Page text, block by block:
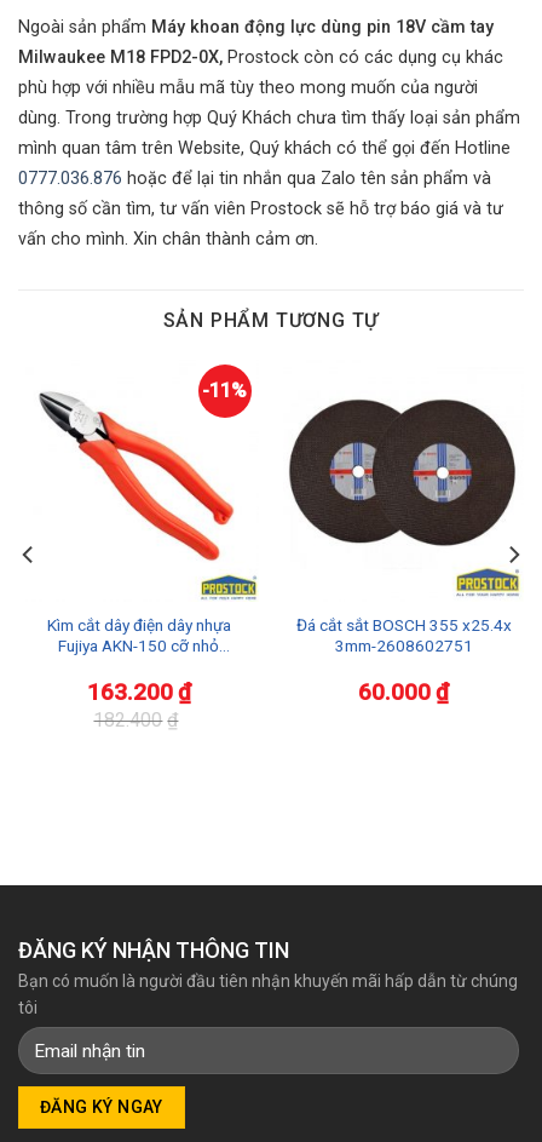
Ngoài sản phẩm Máy khoan động lực dùng pin 18V cầm tay
Milwaukee M18 FPD2-0X, Prostock còn có các dụng cụ khác
phù hợp với nhiều mẫu mã tùy theo mong muốn của người
dùng. Trong trường hợp Quý Khách chưa tìm thấy loại sản phẩm
mình quan tâm trên Website, Quý khách có thể gọi đến Hotline
0777.036.876 hoặc để lại tin nhắn qua Zalo tên sản phẩm và
thông số cần tìm, tư vấn viên Prostock sẽ hỗ trợ báo giá và tư
vấn cho mình. Xin chân thành cảm ơn.
SẢN PHẨM TƯƠNG TỰ
-11%
Kìm cắt dây điện dây nhựa
Fujiya AKN-150 cỡ nhỏ
182.400 ₫
163.200₫
Đá cắt sắt BOSCH 355 x25.4x
3mm-2608602751
60.000₫
ĐĂNG KÝ NHẬN THÔNG TIN
Bạn có muốn là người đầu tiên nhận khuyến mãi hấp dẫn từ chúng
tôi